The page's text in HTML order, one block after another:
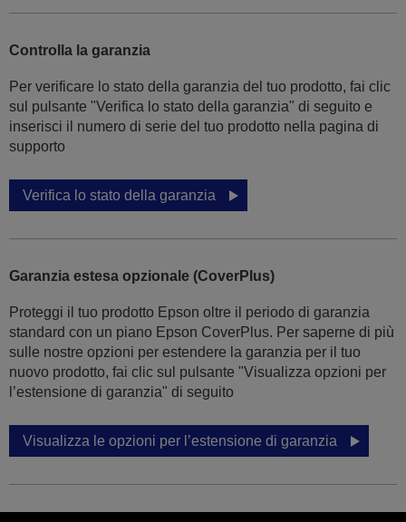
Controlla la garanzia
Per verificare lo stato della garanzia del tuo prodotto, fai clic
sul pulsante "Verifica lo stato della garanzia" di seguito e
inserisci il numero di serie del tuo prodotto nella pagina di
supporto
Verifica lo stato della garanzia
Garanzia estesa opzionale (CoverPlus)
Proteggi il tuo prodotto Epson oltre il periodo di garanzia
standard con un piano Epson CoverPlus. Per saperne di più
sulle nostre opzioni per estendere la garanzia per il tuo
nuovo prodotto, fai clic sul pulsante "Visualizza opzioni per
l’estensione di garanzia" di seguito
Visualizza le opzioni per l’estensione di garanzia